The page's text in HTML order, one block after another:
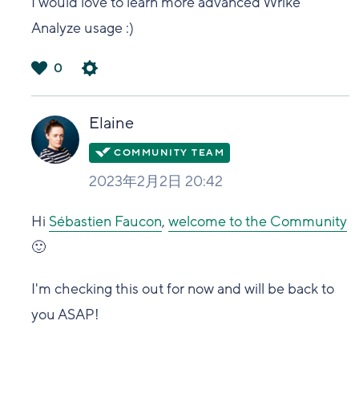
Analyze usage :)
い
0
Elaine
2023年2月2日 20:42
Hi Sébastien Faucon,welcome to the Community
🙂
I'm checking this out for now and will be back to
you ASAP!